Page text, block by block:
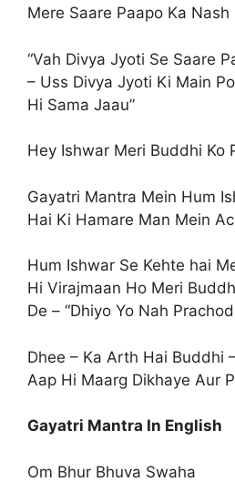
Mere Saare Paapo Ka Nash
“Vah Divya Jyoti Se Saare
– Uss Divya Jyoti Ki Main
Hi Sama Jaau”
Hey Ishwar Meri Buddhi Ko
Gayatri Mantra Mein Hum
Hai Ki Hamare Man Mein
Hum Ishwar Se Kehte hai
Hi Virajmaan Ho Meri
De – “Dhiyo Yo Nah
Dhee – Ka Arth Hai Buddhi
Aap Hi Maarg Dikhaye Aur
Gayatri Mantra In English
Om Bhur Bhuva Swaha